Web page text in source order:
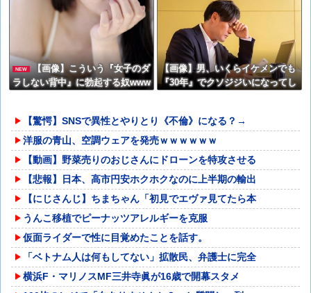
NEW
【画像】こういう『女子のダ
ラしない背中』に勃起する奴www
【画像】男、いくらイケメンでも
『30年』でクソジジいになってし
【驚愕】SNSで異性とやりとり《不倫》になる？→
洋服の青山、空調ウェアを発売ｗｗｗｗｗｗ
【動画】野菜売りのおじさんにドローンを特攻させる
【悲報】日本、高市円安ホクホクなのに上半期の輸出
【にじさんじ】ちまちゃん「初見でエヴァ見てたら本
うんこ移植でピーナッツアレルギーを克服
仮面ライダーで性に目覚めたことを話す。
「ベトナム人は何もしてない」拡散民、弁護士に完全
横浜F・マリノスMF三井寺眞が16歳で開幕スタメ